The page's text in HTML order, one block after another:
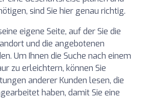
sind Sie hier genau richtig.
eigene Seite, auf der Sie die
und die angebotenen
Um Ihnen die Suche nach einem
zu erleichtern, können Sie
anderer Kunden lesen, die
haben, damit Sie eine